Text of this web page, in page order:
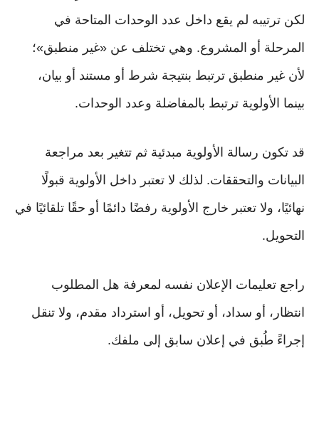
لكن ترتيبه لم يقع داخل عدد الوحدات المتاحة في
المرحلة أو المشروع. وهي تختلف عن «غير منطبق»؛
لأن غير منطبق ترتبط بنتيجة شرط أو مستند أو بيان،
بينما الأولوية ترتبط بالمفاضلة وعدد الوحدات.
قد تكون رسالة الأولوية مبدئية ثم تتغير بعد مراجعة
البيانات والتحققات. لذلك لا تعتبر داخل الأولوية قبولًا
نهائيًا، ولا تعتبر خارج الأولوية رفضًا دائمًا أو حقًا تلقائيًا في
التحويل.
راجع تعليمات الإعلان نفسه لمعرفة هل المطلوب
انتظار، أو سداد، أو تحويل، أو استرداد مقدم، ولا تنقل
إجراءً طُبق في إعلان سابق إلى ملفك.